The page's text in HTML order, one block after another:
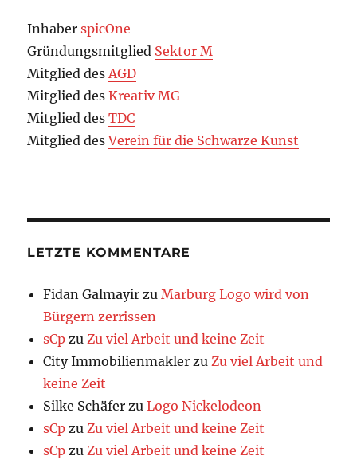
InhaberspicOne
Gründungsmitglied Sektor M
Mitglied desAGD
Mitglied desKreativ MG
Mitglied desTDC
Mitglied desVerein für die Schwarze Kunst
LETZTE KOMMENTARE
Fidan Galmayir zuMarburg Logo wird von
Bürgern zerrissen
sCp zuZu viel Arbeit und keine Zeit
City Immobilienmakler zuZu viel Arbeit und
keine Zeit
Silke Schäfer zuLogo Nickelodeon
sCp zuZu viel Arbeit und keine Zeit
sCp zuZu viel Arbeit und keine Zeit